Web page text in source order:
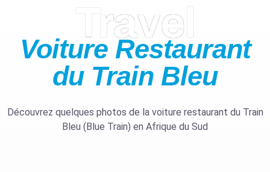
Travel
Voiture Restaurant
du Train Bleu
Découvrez quelques photos de la voiture restaurant du Train
Bleu (Blue Train) en Afrique du Sud